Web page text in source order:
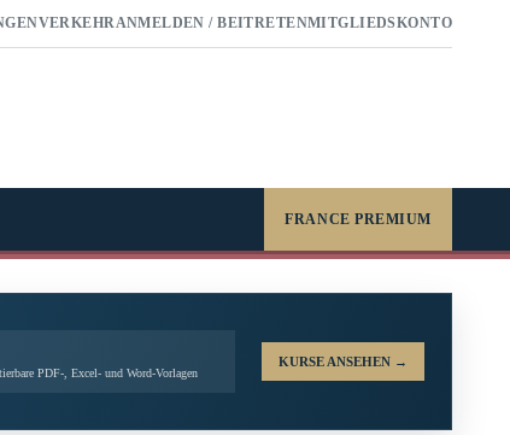
VERKEHRANMELDEN / BEITRETENMITGLIEDSKONTO
FRANCE PREMIUM
PDF-, Excel- und Word-Vorlagen
KURSE ANSEHEN →